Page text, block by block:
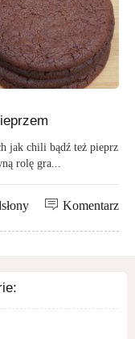
jak chili bądź też pieprz
rolę gra...
Komentarz